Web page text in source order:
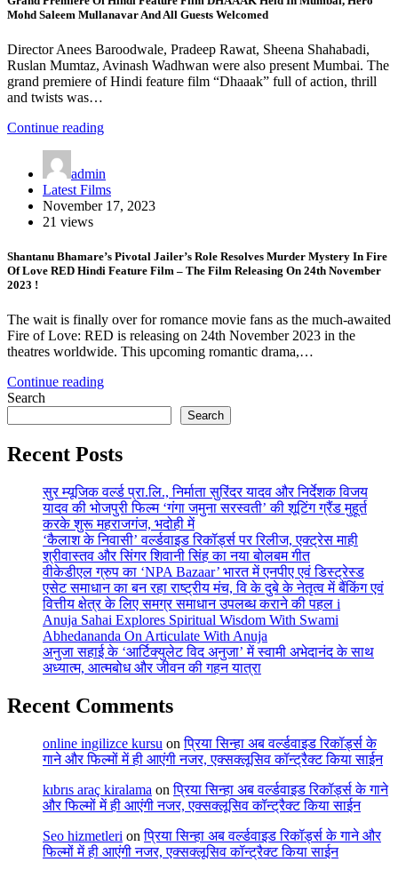
Mohd Saleem Mullanavar And All Guests Welcomed
Director Anees Baroodwale, Pradeep Rawat, Sheena Shahabadi,
Ruslan Mumtaz, Avinash Wadhwan were also present Mumbai. The
grand premiere of Hindi feature film “Dhaaak” full of action, thrill
and twists was…
Continue reading
admin
Latest Films
November 17, 2023
21 views
Shantanu Bhamare’s Pivotal Jailer’s Role Resolves Murder Mystery In Fire
Of Love RED Hindi Feature Film – The Film Releasing On 24th November
2023 !
The wait is finally over for romance movie fans as the much-awaited
Fire of Love: RED is releasing on 24th November 2023 in the
theatres worldwide. This upcoming romantic drama,…
Continue reading
Search
Search
Recent Posts
सुर म्यूजिक वर्ल्ड प्रा.लि., निर्माता सुरिंदर यादव और निर्देशक विजय
यादव की भोजपुरी फिल्म ‘गंगा जमुना सरस्वती’ की शूटिंग ग्रैंड मुहूर्त
करके शुरू महराजगंज, भदोही में
‘कैलाश के निवासी’ वर्ल्डवाइड रिकॉर्ड्स पर रिलीज, एक्ट्रेस माही
श्रीवास्तव और सिंगर शिवानी सिंह का नया बोलबम गीत
वीकेडीएल ग्रुप का ‘NPA Bazaar’ भारत में एनपीए एवं डिस्ट्रेस्ड
एसेट समाधान का बन रहा राष्ट्रीय मंच, वि के दुबे के नेतृत्व में बैंकिंग एवं
वित्तीय क्षेत्र के लिए समग्र समाधान उपलब्ध कराने की पहल i
Anuja Sahai Explores Spiritual Wisdom With Swami
Abhedananda On Articulate With Anuja
अनुजा सहाई के ‘आर्टिक्युलेट विद अनुजा’ में स्वामी अभेदानंद के साथ
अध्यात्म, आत्मबोध और जीवन की गहन यात्रा
Recent Comments
online ingilizce kursu onप्रिया सिन्हा अब वर्ल्डवाइड रिकॉर्ड्स के
गाने और फिल्मों में ही आएंगी नजर, एक्सक्लूसिव कॉन्ट्रैक्ट किया साईन
kıbrıs araç kiralama onप्रिया सिन्हा अब वर्ल्डवाइड रिकॉर्ड्स के गाने
और फिल्मों में ही आएंगी नजर, एक्सक्लूसिव कॉन्ट्रैक्ट किया साईन
Seo hizmetleri onप्रिया सिन्हा अब वर्ल्डवाइड रिकॉर्ड्स के गाने और
फिल्मों में ही आएंगी नजर, एक्सक्लूसिव कॉन्ट्रैक्ट किया साईन